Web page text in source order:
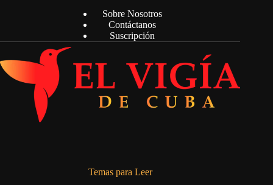
Sobre Nosotros
Contáctanos
Suscripción
Temas para Leer